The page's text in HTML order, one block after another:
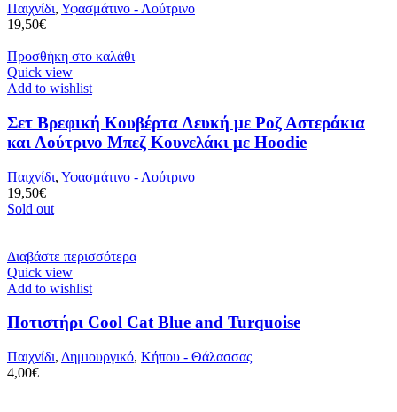
Παιχνίδι, Υφασμάτινο - Λούτρινο
19,50€
Προσθήκη στο καλάθι
Quick view
Add to wishlist
Σετ Βρεφική Κουβέρτα Λευκή με Ροζ Αστεράκια
και Λούτρινο Μπεζ Κουνελάκι με Hoodie
Παιχνίδι, Υφασμάτινο - Λούτρινο
19,50€
Sold out
Διαβάστε περισσότερα
Quick view
Add to wishlist
Ποτιστήρι Cool Cat Blue and Turquoise
Παιχνίδι, Δημιουργικό, Κήπου - Θάλασσας
4,00€